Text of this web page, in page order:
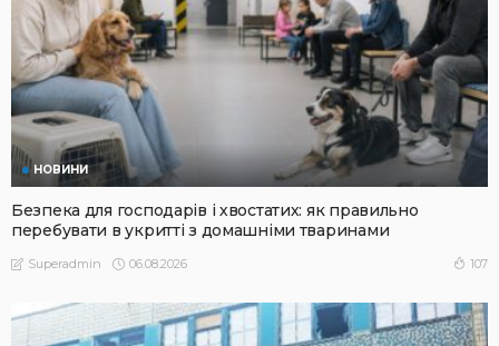
НОВИНИ
Безпека для господарів і хвостатих: як правильно
перебувати в укритті з домашніми тваринами
Superadmin 06.08.2026 107